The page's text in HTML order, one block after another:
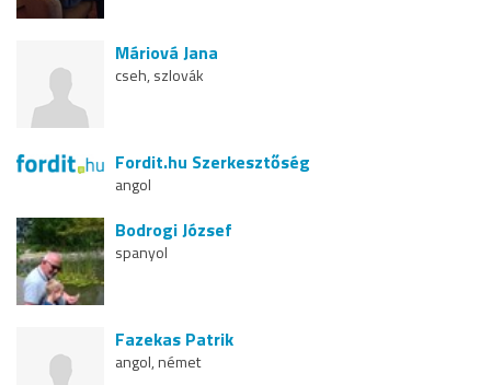
Máriová Jana
cseh, szlovák
Fordit.hu Szerkesztőség
angol
Bodrogi József
spanyol
Fazekas Patrik
angol, német